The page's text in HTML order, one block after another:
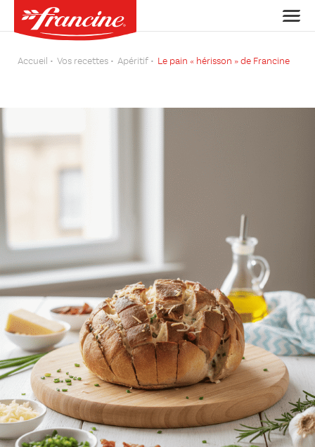
Accueil Vos recettes Apéritif Le pain « hérisson » de Francine